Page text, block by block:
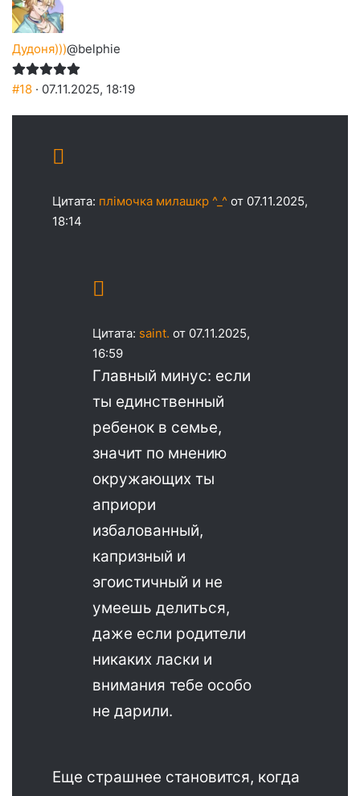
Дудоня)))@belphie
#18 · 07.11.2025, 18:19
Цитата: плімочка милашкр ^_^ от 07.11.2025,
18:14
Цитата: saint. от 07.11.2025,
16:59
Главный минус: если
ты единственный
ребенок в семье,
значит по мнению
окружающих ты
априори
избалованный,
капризный и
эгоистичный и не
умеешь делиться,
даже если родители
никаких ласки и
внимания тебе особо
не дарили.
Еще страшнее становится, когда